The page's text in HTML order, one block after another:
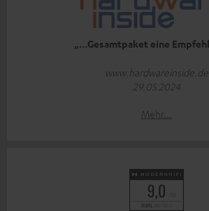
„…Gesamtpaket eine
www.hardwareinside.de
29.05.2024
Mehr...